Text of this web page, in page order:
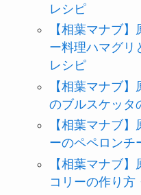
レシピ
【相葉マナブ
ー料理ハマグ
レシピ
【相葉マナブ
のブルスケッタ
【相葉マナブ
ーのペペロンチ
【相葉マナブ
コリーの作り方